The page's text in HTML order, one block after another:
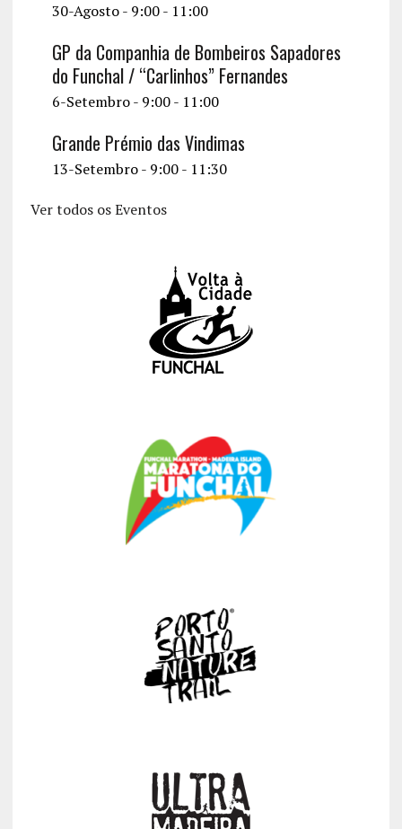
30-Agosto - 9:00- 11:00
GP da Companhia de Bombeiros Sapadores
do Funchal / “Carlinhos” Fernandes
6-Setembro - 9:00- 11:00
Grande Prémio das Vindimas
13-Setembro - 9:00- 11:30
Ver todos os Eventos